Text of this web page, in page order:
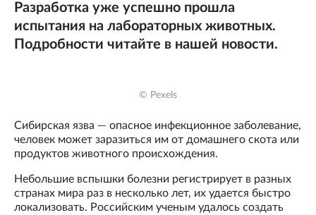
Разработка уже успешно прошла
испытания на лабораторных животных.
Подробности читайте в нашей новости.
© Pexels
Сибирская язва — опасное инфекционное заболевание,
человек может заразиться им от домашнего скота или
продуктов животного происхождения.
Небольшие вспышки болезни регистрирует в разных
странах мира раз в несколько лет, их удается быстро
локализовать. Российским ученым удалось создать